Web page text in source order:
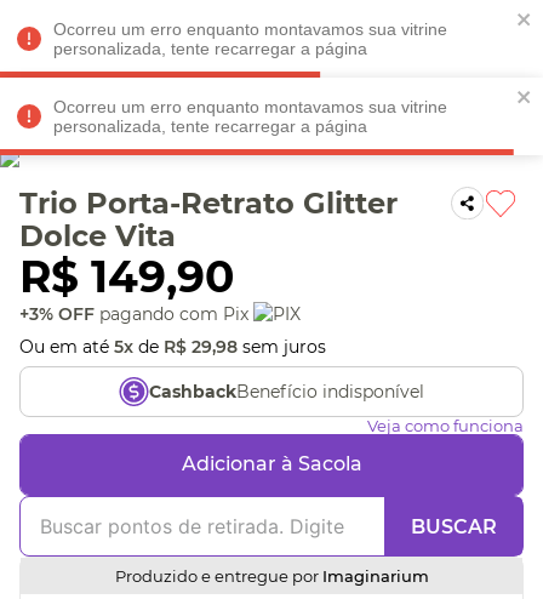
Ocorreu um erro enquanto montavamos sua vitrine
personalizada, tente recarregar a página
Ocorreu um erro enquanto montavamos sua vitrine
personalizada, tente recarregar a página
Faltam REGULAMENTO
Veja produtos perto de você! Informe seu CEP
Trio Porta-Retrato Glitter
Dolce Vita
R$ 149,90
+3% OFF pagando com Pix
Ou em até 5x de R$ 29,98 sem juros
CashbackBenefício indisponível
Veja como funciona
Adicionar à Sacola
BUSCAR
Produzido e entregue por Imaginarium